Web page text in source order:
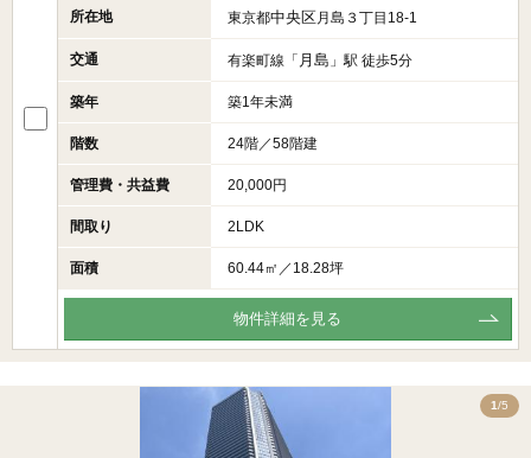
所在地 東京都中央区月島３丁目18-1
交通 有楽町線「 月島 」駅 徒歩5分
築年 築1年未満
階数 24階／58階建
管理費・共益費 20,000円
間取り 2LDK
面積 60.44㎡／18.28坪
物件詳細を見る
1/5